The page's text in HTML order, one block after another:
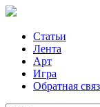
Статьи
Лента
Арт
Игра
Обратная